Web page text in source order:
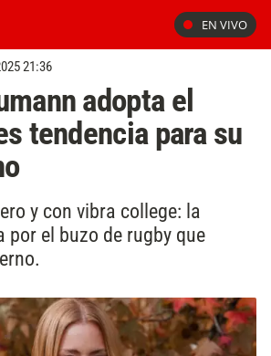
EN VIVO
21:36
adopta el
tendencia para su
y con vibra college: la
por el buzo de rugby que